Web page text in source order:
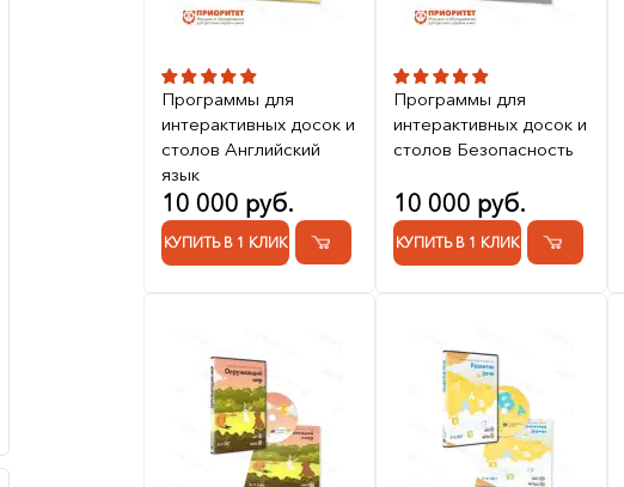
Программы для
интерактивных досок и
столов Английский
язык
10 000 руб.
КУПИТЬ В 1 КЛИК
Программы для
интерактивных досок и
столов Безопасность
10 000 руб.
КУПИТЬ В 1 КЛИК